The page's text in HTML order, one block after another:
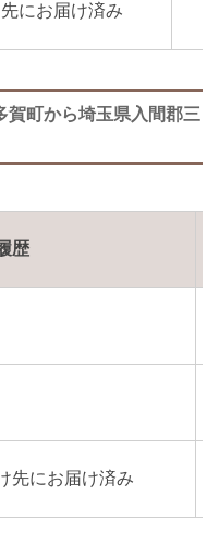
にお届け済み
賀町から埼玉県入間郡三
歴
先にお届け済み